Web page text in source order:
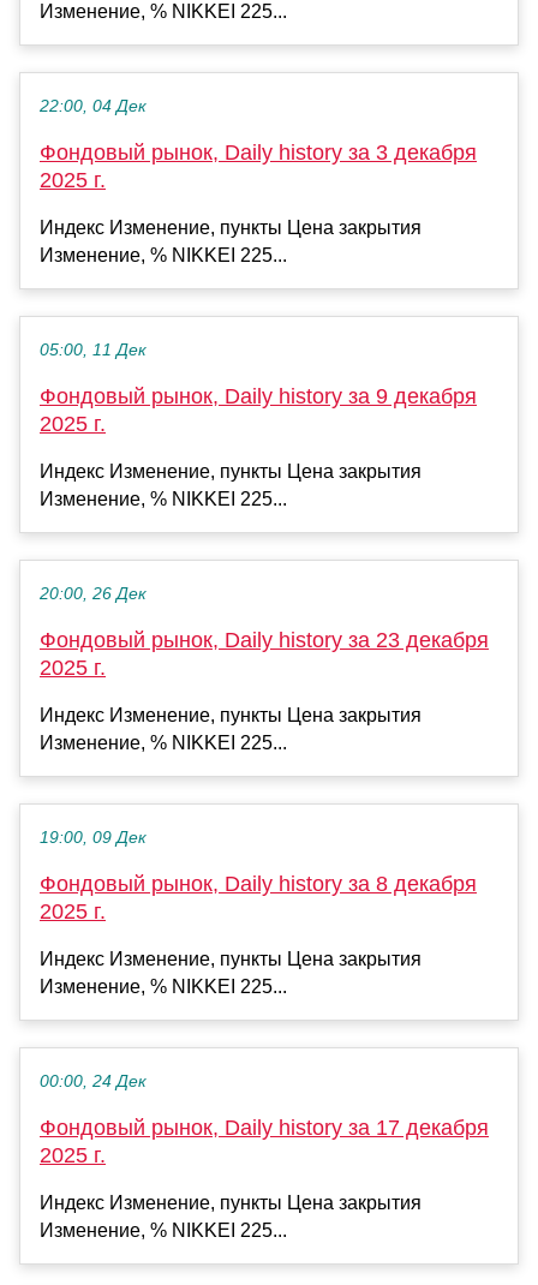
Изменение, % NIKKEI 225...
22:00, 04 Дек
Фондовый рынок, Daily history за 3 декабря
2025 г.
Индекс Изменение, пункты Цена закрытия
Изменение, % NIKKEI 225...
05:00, 11 Дек
Фондовый рынок, Daily history за 9 декабря
2025 г.
Индекс Изменение, пункты Цена закрытия
Изменение, % NIKKEI 225...
20:00, 26 Дек
Фондовый рынок, Daily history за 23 декабря
2025 г.
Индекс Изменение, пункты Цена закрытия
Изменение, % NIKKEI 225...
19:00, 09 Дек
Фондовый рынок, Daily history за 8 декабря
2025 г.
Индекс Изменение, пункты Цена закрытия
Изменение, % NIKKEI 225...
00:00, 24 Дек
Фондовый рынок, Daily history за 17 декабря
2025 г.
Индекс Изменение, пункты Цена закрытия
Изменение, % NIKKEI 225...